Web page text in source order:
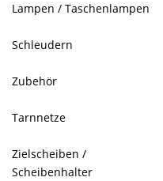
Lampen / Taschenlampen
Schleudern
Zubehör
Tarnnetze
Zielscheiben /
Scheibenhalter